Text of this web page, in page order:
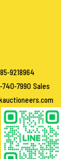
9218964
7990 Sales